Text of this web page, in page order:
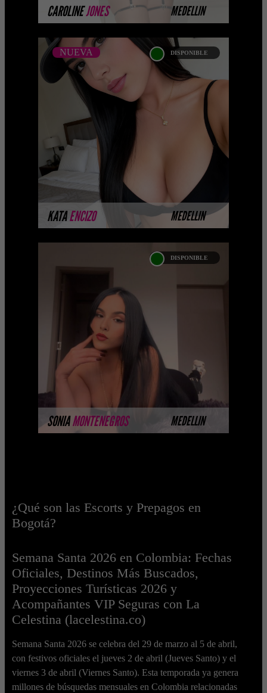
CAROLINEJONES MEDELLIN
KATAENCIZO MEDELLIN
NUEVA DISPONIBLE
KATA ENCIZO
NUEVA
Próximamente.... Algunas de nuestras
modelos aún no tienen imágenes
disponibles en la web porque están
completando su sesión ...
MÁS INFORMACIÓN
SONIAMONTENEGROS MEDELLIN
DISPONIBLE
SONIA MONTENEGROS
Próximamente.... Algunas de nuestras
modelos aún no tienen imágenes
disponibles en la web porque están
completando su sesión ...
MÁS INFORMACIÓN
¿Qué son las Escorts y Prepagos en
Bogotá?
Semana Santa 2026 en Colombia: Fechas
Oficiales, Destinos Más Buscados,
Proyecciones Turísticas 2026 y
Acompañantes VIP Seguras con La
Celestina (lacelestina.co)
Semana Santa 2026 se celebra del 29 de marzo al 5 de abril,
con festivos oficiales el jueves 2 de abril (Jueves Santo) y el
viernes 3 de abril (Viernes Santo). Esta temporada ya genera
millones de búsquedas mensuales en Colombia relacionadas